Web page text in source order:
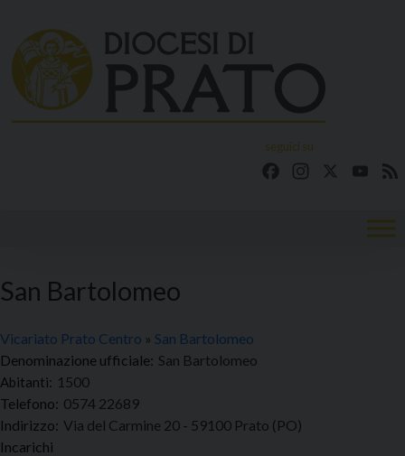
content
seguici su
FacebookInstagram
San Bartolomeo
Vicariato Prato Centro » San Bartolomeo
Denominazione ufficiale: San Bartolomeo
1500
Telefono: 0574 22689
Indirizzo: Via del Carmine 20 - 59100 Prato (PO)
Incarichi